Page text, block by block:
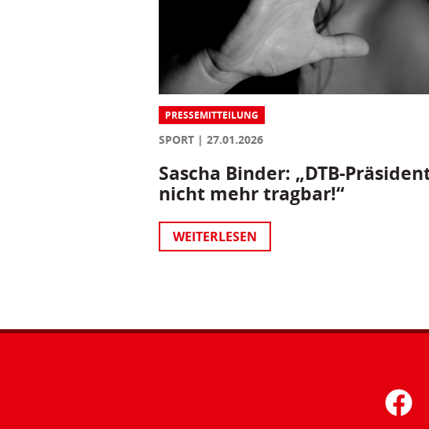
PRESSEMITTEILUNG
SPORT 27.01.2026
Sascha Binder: „DTB-
nicht mehr tragbar!“
WEITERLESEN